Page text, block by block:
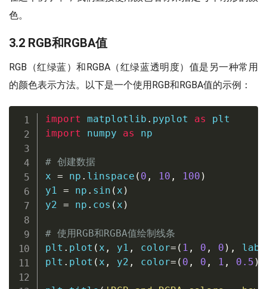
色。
3.2 RGB和RGBA值
RGB（红绿蓝）和RGBA（红绿蓝透明度）值是另一种常用
的颜色表示方法。以下是一个使用RGB和RGBA值的示例：
import matplotlib . pyplot as
import numpy as np
# 创建数据
x = np . linspace ( 0 , 10 , 100 )
y1 = np . sin ( x )
y2 = np . cos ( x )
# 使用RGB和RGBA值绘制线条
plt . plot ( x , y1 , color= ( 1 , 0 , 0 ) ,
plt . plot ( x , y2 , color= ( 0 , 0 , 1 , 0.5 )